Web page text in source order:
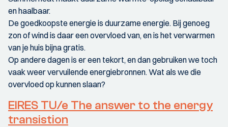
en haalbaar.
De goedkoopste energie is duurzame energie. Bij genoeg
zon of wind is daar een overvloed van, en is het verwarmen
van je huis bijna gratis.
Op andere dagen is er een tekort, en dan gebruiken we toch
vaak weer vervuilende energiebronnen. Wat als we die
overvloed op kunnen slaan?
EIRES TU/e The answer to the energy
transistion